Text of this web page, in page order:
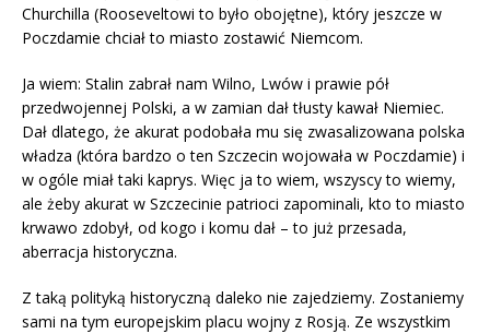
Churchilla (Rooseveltowi to było obojętne), który jeszcze w
Poczdamie chciał to miasto zostawić Niemcom.
Ja wiem: Stalin zabrał nam Wilno, Lwów i prawie pół
przedwojennej Polski, a w zamian dał tłusty kawał Niemiec.
Dał dlatego, że akurat podobała mu się zwasalizowana polska
władza (która bardzo o ten Szczecin wojowała w Poczdamie) i
w ogóle miał taki kaprys. Więc ja to wiem, wszyscy to wiemy,
ale żeby akurat w Szczecinie patrioci zapominali, kto to miasto
krwawo zdobył, od kogo i komu dał – to już przesada,
aberracja historyczna.
Z taką polityką historyczną daleko nie zajedziemy. Zostaniemy
sami na tym europejskim placu wojny z Rosją. Ze wszystkim